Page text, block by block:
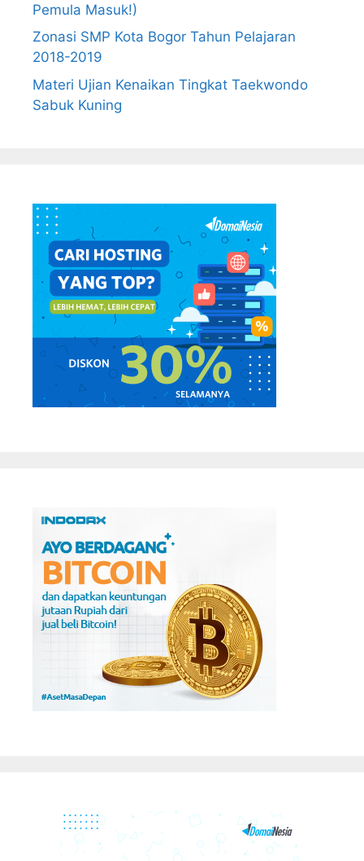
Pemula Masuk!)
Zonasi SMP Kota Bogor Tahun Pelajaran
2018-2019
Materi Ujian Kenaikan Tingkat Taekwondo
Sabuk Kuning